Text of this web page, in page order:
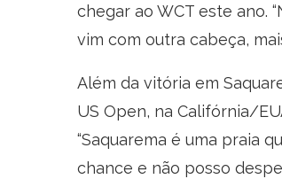
chegar ao WCT este ano.
vim com outra cabeça,
Além da vitória em
US Open, na Califórnia/
“Saquarema é uma praia
chance e não posso